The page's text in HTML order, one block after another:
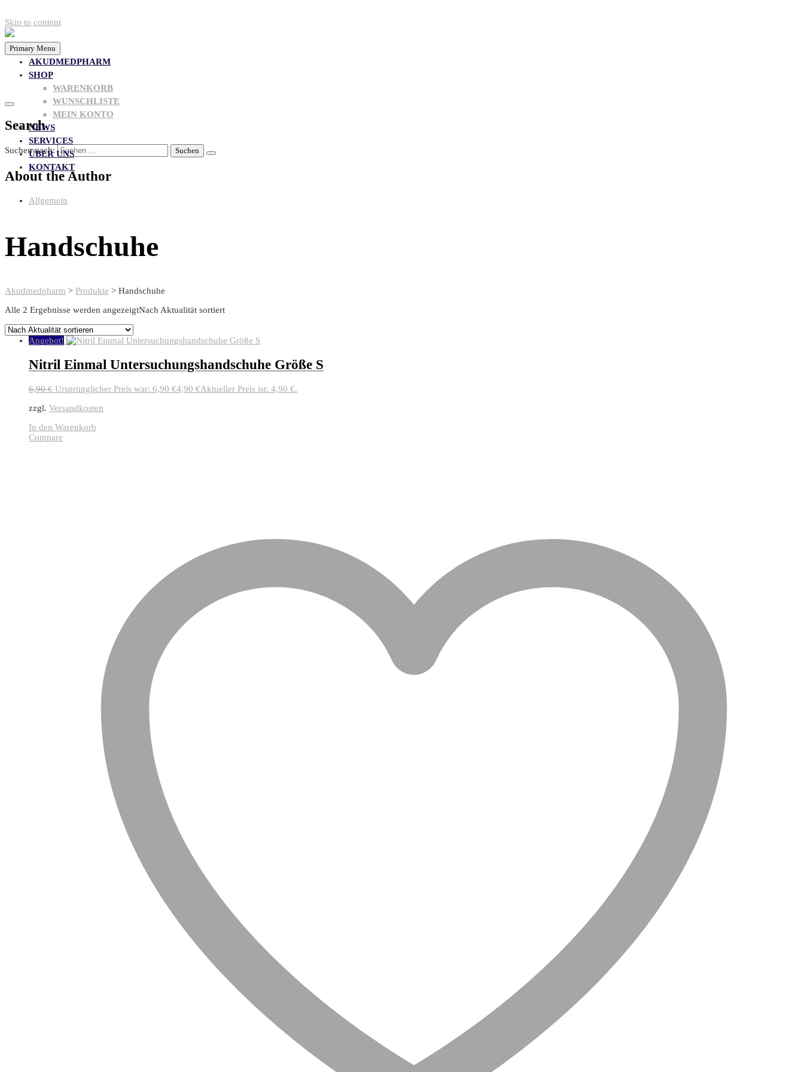
Skip to content
Primary Menu
AKUDMEDPHARM
SHOP
WARENKORB
WUNSCHLISTE
MEIN KONTO
NEWS
SERVICES
ÜBER UNS
KONTAKT
Search
Suchen nach:
About the Author
Allgemein
Handschuhe
Akudmedpharm > Produkte > Handschuhe
Alle 2 Ergebnisse werden angezeigtNach Aktualität sortiert
Angebot!
Nitril Einmal Untersuchungshandschuhe Größe S
6,90€ Ursprünglicher Preis war: 6,90 €4,90 €Aktueller Preis ist: 4,90 €.
zzgl. Versandkosten
In den Warenkorb
Compare